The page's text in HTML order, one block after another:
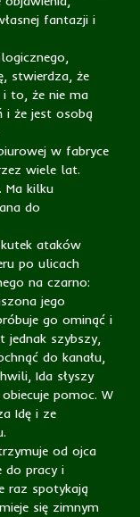
fantazji i
stwierdza, że
i to, że nie ma
i że jest osobą
w fabryce
wiele lat.
Ma kilku
do
ataków
po ulicach
na czarno:
jego
go ominąć i
jednak szybszy,
do kanału,
Ida słyszy
pomoc. W
Idę i ze
od ojca
do pracy i
raz spotykają
się zimnym